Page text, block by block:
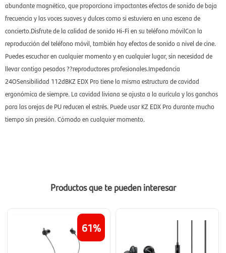
abundante magnético, que proporciona impactantes efectos de sonido de baja
frecuencia y las voces suaves y dulces como si estuviera en una escena de
concierto.Disfrute de la calidad de sonido Hi-Fi en su teléfono móvilCon la
reproducción del teléfono móvil, también hay efectos de sonido a nivel de cine.
Puedes escuchar en cualquier momento y en cualquier lugar, sin necesidad de
llevar contigo pesados ??reproductores profesionales.Impedancia
24OSensibilidad 112dBKZ EDX Pro tiene la misma estructura de cavidad
ergonómica de siempre. La cavidad liviana se ajusta a la aurícula y los ganchos
para las orejas de PU reducen el estrés. Puede usar KZ EDX Pro durante mucho
tiempo sin presión. Cómodo en cualquier momento.
Productos que te pueden interesar
61